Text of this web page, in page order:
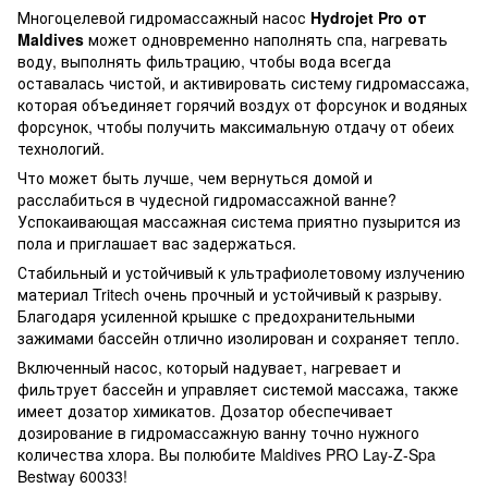
Многоцелевой гидромассажный насос Hydrojet Pro от
Maldives может одновременно наполнять спа, нагревать
воду, выполнять фильтрацию, чтобы вода всегда
оставалась чистой, и активировать систему гидромассажа,
которая объединяет горячий воздух от форсунок и водяных
форсунок, чтобы получить максимальную отдачу от обеих
технологий.
Что может быть лучше, чем вернуться домой и
расслабиться в чудесной гидромассажной ванне?
Успокаивающая массажная система приятно пузырится из
пола и приглашает вас задержаться.
Стабильный и устойчивый к ультрафиолетовому излучению
материал Tritech очень прочный и устойчивый к разрыву.
Благодаря усиленной крышке с предохранительными
зажимами бассейн отлично изолирован и сохраняет тепло.
Включенный насос, который надувает, нагревает и
фильтрует бассейн и управляет системой массажа, также
имеет дозатор химикатов. Дозатор обеспечивает
дозирование в гидромассажную ванну точно нужного
количества хлора. Вы полюбите Maldives PRO Lay-Z-Spa
Bestway 60033!